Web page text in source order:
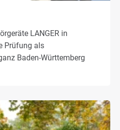
LANGER in
Prüfung als
Baden-Württemberg